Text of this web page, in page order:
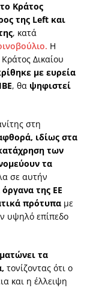
Κράτος
της Left και
, κατά
Η
Δικαίου
με ευρεία
, θα ψηφιστεί
στη
ιδίως στα
των
τα
σε αυτήν
της ΕΕ
πρότυπα με
υψηλό επίπεδο
τα
τονίζοντας ότι ο
και η έλλειψη